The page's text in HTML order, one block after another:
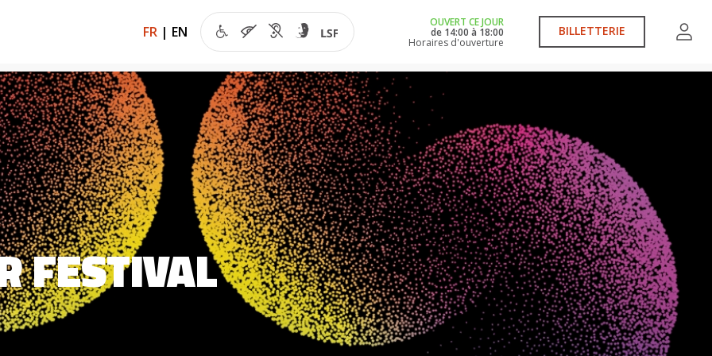
FR | EN
OUVERT CE JOUR
de 14:00 à 18:00
Horaires d'ouverture
BILLETTERIE
FESTIVAL